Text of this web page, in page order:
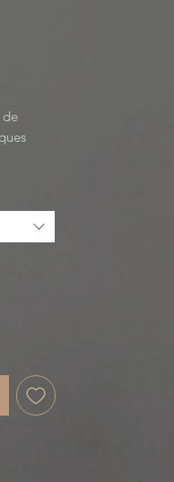
de
disponible